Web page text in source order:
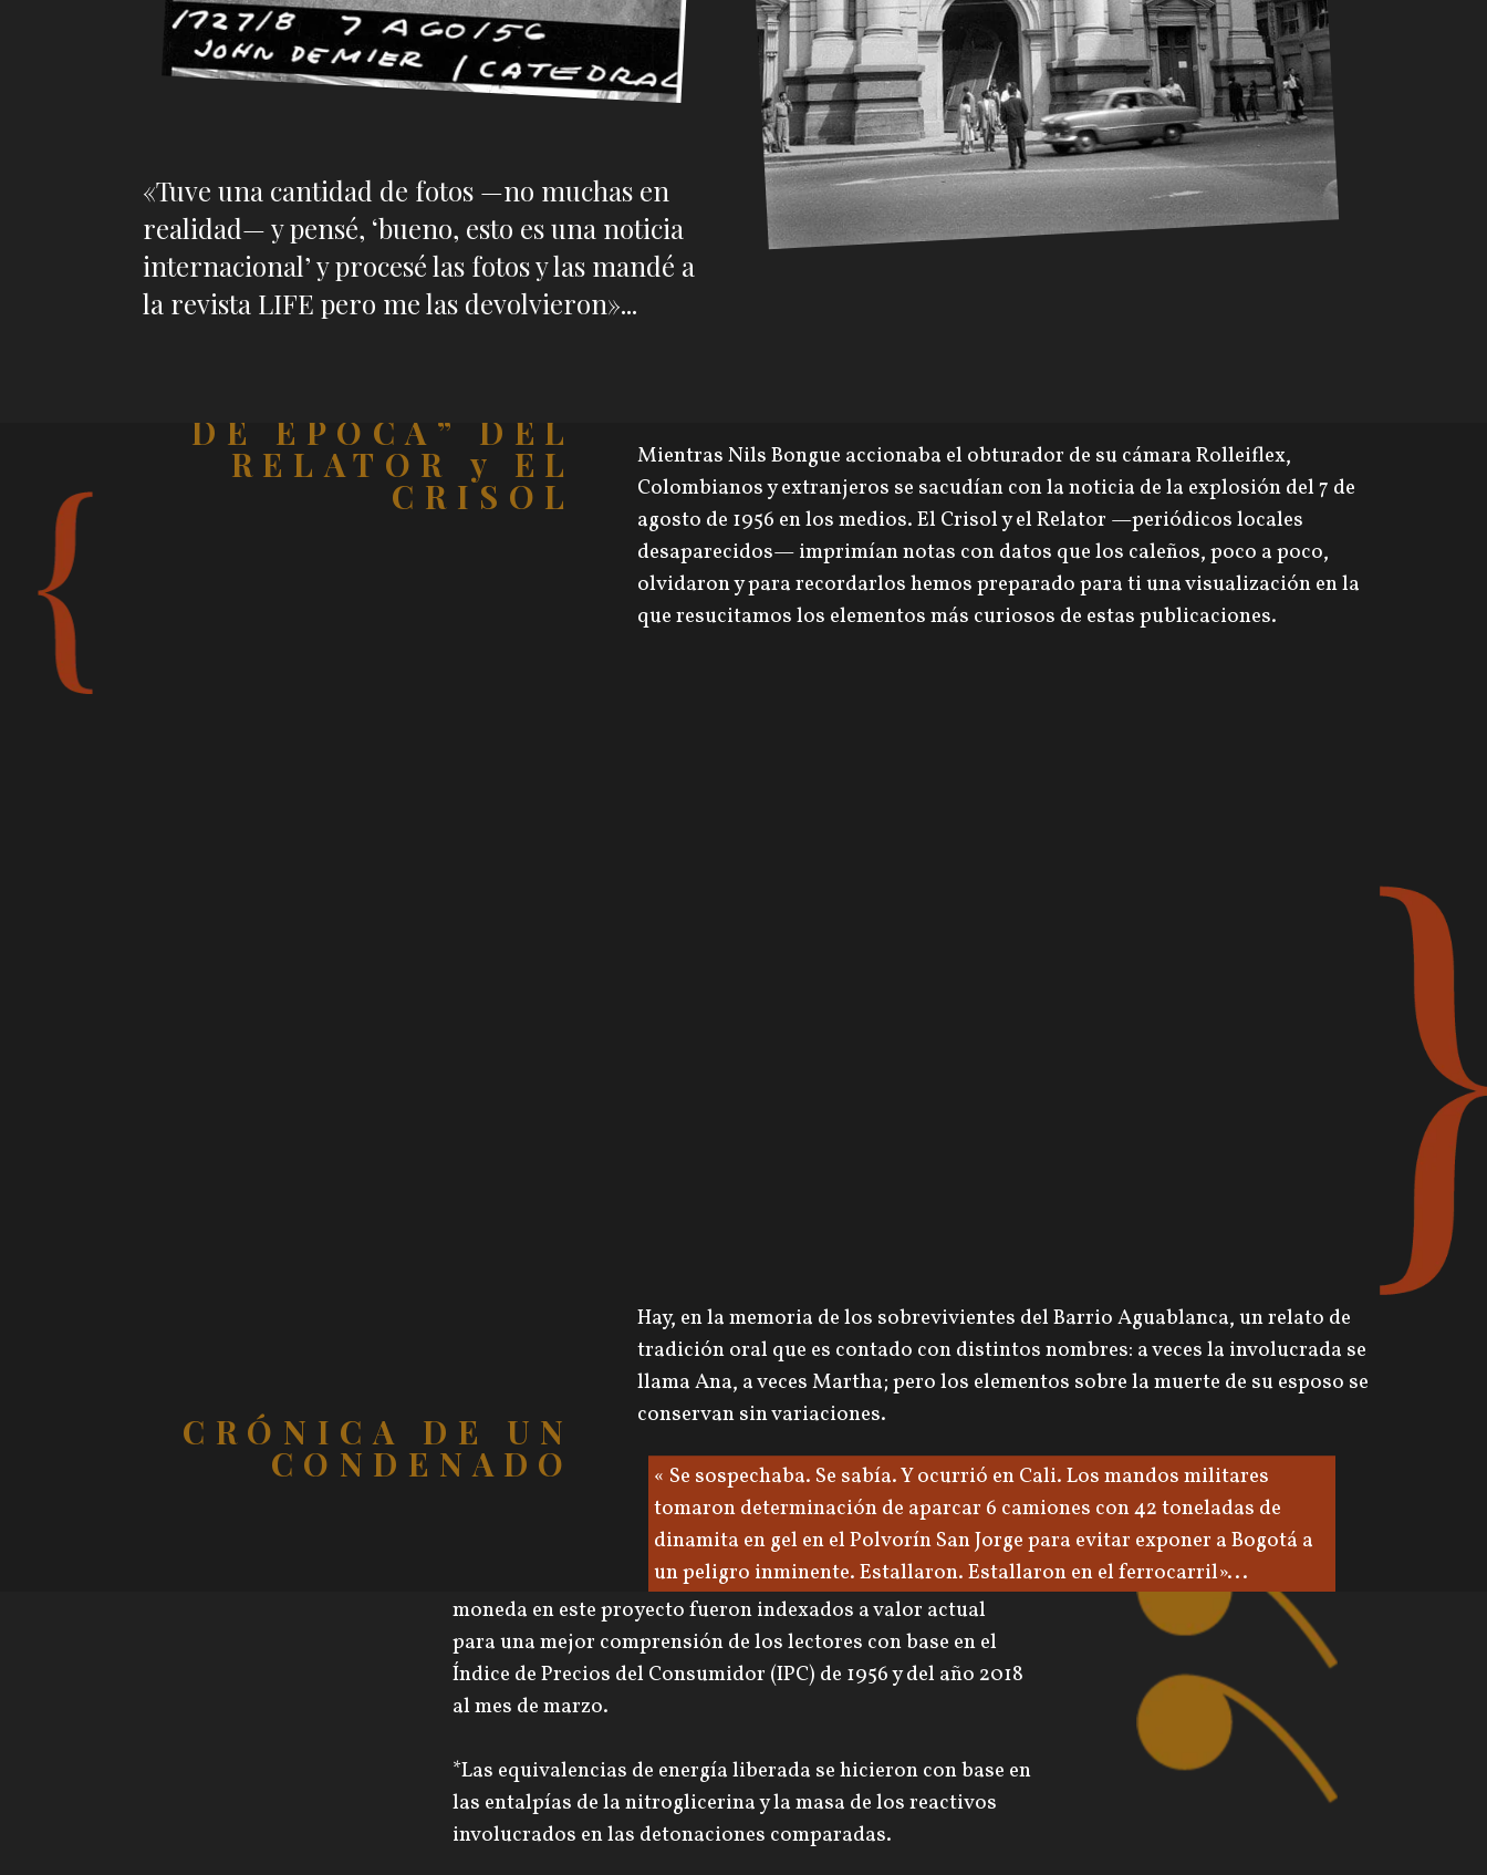
«Tuve una cantidad de fotos —no muchas en
realidad— y pensé, ‘bueno, esto es una noticia
internacional’ y procesé las fotos y las mandé a
la revista LIFE pero me las devolvieron»...
DE ÉPOCA” DEL
RELATOR y EL
CRISOL
Mientras Nils Bongue accionaba el obturador de su cámara Rolleiflex,
Colombianos y extranjeros se sacudían con la noticia de la explosión del 7 de
agosto de 1956 en los medios. El Crisol y el Relator —periódicos locales
desaparecidos— imprimían notas con datos que los caleños, poco a poco,
olvidaron y para recordarlos hemos preparado para ti una visualización en la
que resucitamos los elementos más curiosos de estas publicaciones.
CRÓNICA DE UN
CONDENADO
Hay, en la memoria de los sobrevivientes del Barrio Aguablanca, un relato de
tradición oral que es contado con distintos nombres: a veces la involucrada se
llama Ana, a veces Martha; pero los elementos sobre la muerte de su esposo se
conservan sin variaciones.
« Se sospechaba. Se sabía. Y ocurrió en Cali. Los mandos militares
tomaron determinación de aparcar 6 camiones con 42 toneladas de
dinamita en gel en el Polvorín San Jorge para evitar exponer a Bogotá a
un peligro inminente. Estallaron. Estallaron en el ferrocarril»...
NOTAS DE LOS
AUTORES
*Los precios, montos donados y las cifras referidas a la
moneda en este proyecto fueron indexados a valor actual
para una mejor comprensión de los lectores con base en el
Índice de Precios del Consumidor (IPC) de 1956 y del año 2018
al mes de marzo.
*Las equivalencias de energía liberada se hicieron con base en
las entalpías de la nitroglicerina y la masa de los reactivos
involucrados en las detonaciones comparadas.